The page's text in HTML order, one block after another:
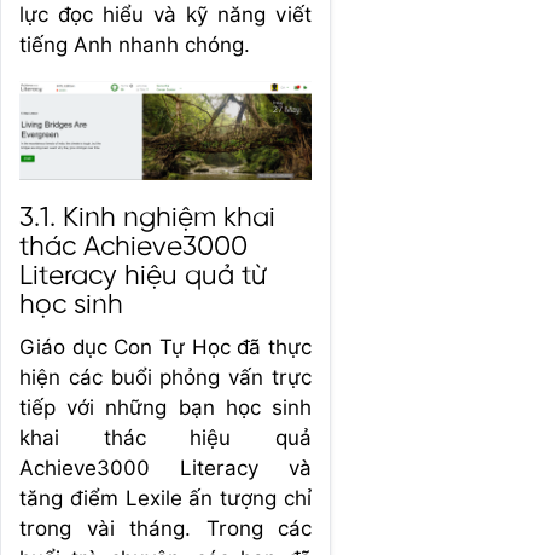
lực đọc hiểu và kỹ năng viết
tiếng Anh nhanh chóng.
3.1. Kinh nghiệm khai
thác Achieve3000
Literacy hiệu quả từ
học sinh
Giáo dục Con Tự Học đã thực
hiện các buổi phỏng vấn trực
tiếp với những bạn học sinh
khai thác hiệu quả
Achieve3000 Literacy và
tăng điểm Lexile ấn tượng chỉ
trong vài tháng. Trong các